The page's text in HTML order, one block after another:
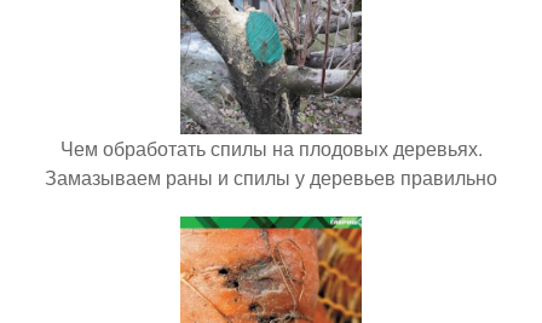
Чем обработать спилы на плодовых деревьях.
Замазываем раны и спилы у деревьев правильно